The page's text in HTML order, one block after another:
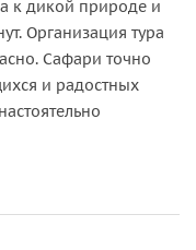
к дикой природе и
Организация тура
Сафари точно
и радостных